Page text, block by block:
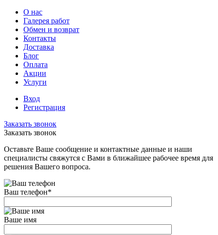
О нас
Галерея работ
Обмен и возврат
Контакты
Доставка
Блог
Оплата
Акции
Услуги
Вход
Регистрация
Заказать звонок
Заказать звонок
Оставьте Ваше сообщение и контактные данные и наши
специалисты свяжутся с Вами в ближайшее рабочее время для
решения Вашего вопроса.
Ваш телефон*
Ваше имя